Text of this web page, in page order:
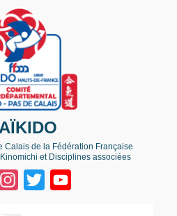
AÏKIDO
Calais de la Fédération Française
et Disciplines associées
FacebookInstagram
Twitter